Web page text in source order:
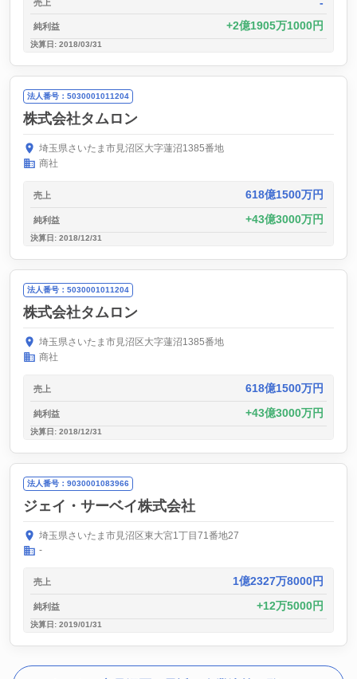
売上
純利益 2億1905万1000円
決算日: 2018/03/31
法人番号：5030001011204
株式会社タムロン
埼玉県さいたま市見沼区大字蓮沼1385番地
商社
売上 618億1500万円
純利益 43億3000万円
決算日: 2018/12/31
法人番号：5030001011204
株式会社タムロン
埼玉県さいたま市見沼区大字蓮沼1385番地
商社
売上 618億1500万円
純利益 43億3000万円
決算日: 2018/12/31
法人番号：9030001083966
ジェイ・サーベイ株式会社
埼玉県さいたま市見沼区東大宮1丁目71番地27
-
売上 1億2327万8000円
純利益 12万5000円
決算日: 2019/01/31